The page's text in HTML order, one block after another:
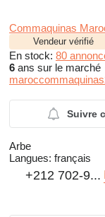
Commaquinas
Vendeur vérifié
En stock: 80
6 ans sur le marché
Suivre
Arbe
Langues: français
+212 702-9...